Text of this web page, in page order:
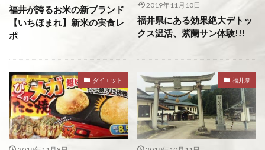
福井が誇るお米の新ブランド
【いちほまれ】新米の実食レ
ポ
2019年11月10日
福井県にある効果絶大デトッ
クス温活、紫蘭サン体験!!!
ダイエット 福井県